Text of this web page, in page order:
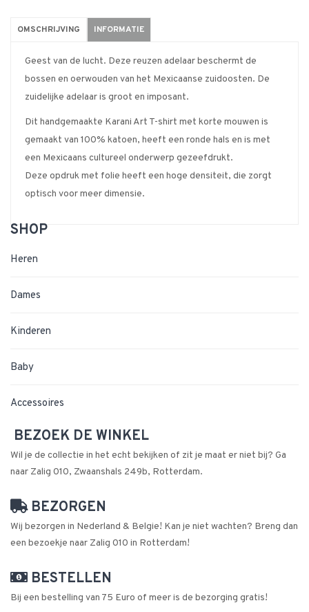
OMSCHRIJVING INFORMATIE
Geest van de lucht. Deze reuzen adelaar beschermt de
bossen en oerwouden van het Mexicaanse zuidoosten. De
zuidelijke adelaar is groot en imposant.
Dit handgemaakte Karani Art T-shirt met korte mouwen is
gemaakt van 100% katoen, heeft een ronde hals en is met
een Mexicaans cultureel onderwerp gezeefdrukt.
Deze opdruk met folie heeft een hoge densiteit, die zorgt
optisch voor meer dimensie.
SHOP
Heren
Dames
Kinderen
Baby
Accessoires
BEZOEK DE WINKEL
Wil je de collectie in het echt bekijken of zit je maat er niet bij? Ga
naar Zalig 010, Zwaanshals 249b, Rotterdam.
BEZORGEN
Wij bezorgen in Nederland & Belgie! Kan je niet wachten? Breng dan
een bezoekje naar Zalig 010 in Rotterdam!
BESTELLEN
Bij een bestelling van 75 Euro of meer is de bezorging gratis!